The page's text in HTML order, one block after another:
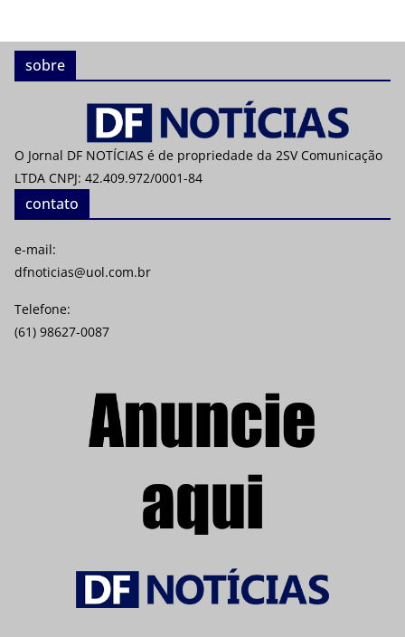
sobre
O Jornal DF NOTÍCIAS é de propriedade da 2SV Comunicação
LTDA CNPJ: 42.409.972/0001-84
contato
e-mail:
dfnoticias@uol.com.br
Telefone:
(61) 98627-0087